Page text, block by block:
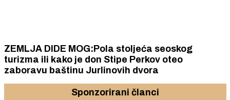
ZEMLJA DIDE MOG:Pola stoljeća seoskog
turizma ili kako je don Stipe Perkov oteo
zaboravu baštinu Jurlinovih dvora
Sponzorirani članci